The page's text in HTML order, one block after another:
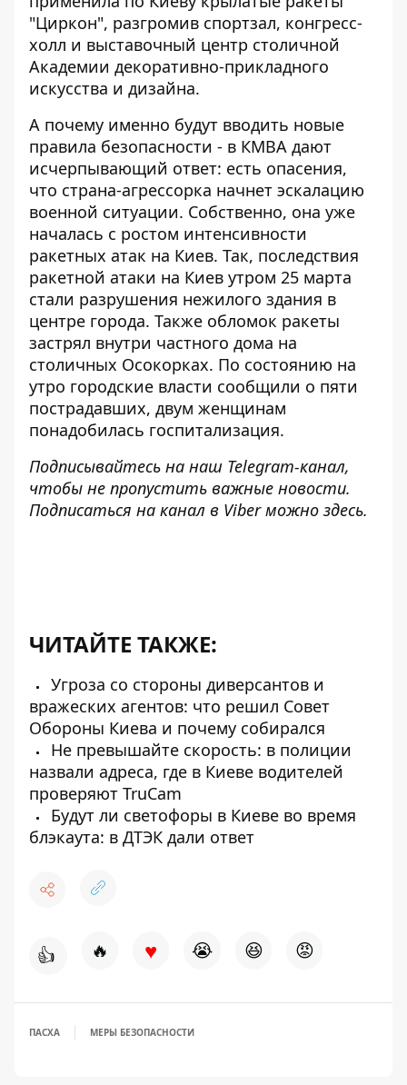
"Циркон", разгромив спортзал, конгресс-
холл и выставочный центр столичной
Академии декоративно-прикладного
искусства и дизайна.
А почему именно будут вводить новые
правила безопасности - в КМВА дают
исчерпывающий ответ: есть опасения,
что страна-агрессорка начнет эскалацию
военной ситуации. Собственно, она уже
началась с ростом интенсивности
ракетных атак на Киев. Так, последствия
ракетной атаки на Киев утром 25 марта
стали разрушения нежилого здания в
центре города. Также обломок ракеты
застрял внутри частного дома на
столичных Осокорках. По состоянию на
утро городские власти сообщили о пяти
пострадавших, двум женщинам
понадобилась госпитализация.
Подписывайтесь на наш Telegram-канал,
чтобы не пропустить важные новости.
Подписаться на канал в Viber можно здесь.
ЧИТАЙТЕ ТАКЖЕ:
Угроза со стороны диверсантов и
вражеских агентов: что решил Совет
Обороны Киева и почему собирался
Не превышайте скорость: в полиции
назвали адреса, где в Киеве водителей
проверяют TruСam
Будут ли светофоры в Киеве во время
блэкаута: в ДТЭК дали ответ
👍 🔥 ♥ 😭 😆 😡
ПАСХА МЕРЫ БЕЗОПАСНОСТИ